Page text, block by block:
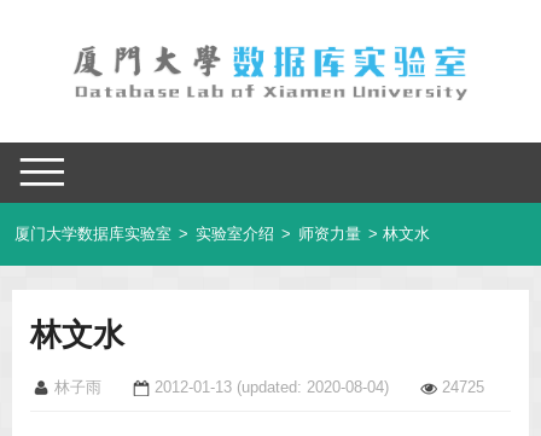
厦门大学数据库实验室 > 实验室介绍 > 师资力量 > 林文水
林文水
林子雨 2012-01-13 (updated: 2020-08-04) 24725